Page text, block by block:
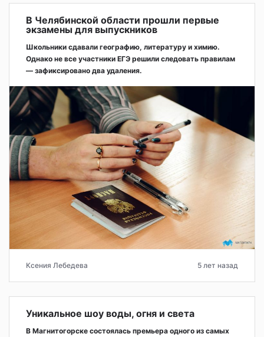
В Челябинской области прошли первые
экзамены для выпускников
Школьники сдавали географию, литературу и химию.
Однако не все участники ЕГЭ решили следовать правилам
— зафиксировано два удаления.
Ксения Лебедева 5 лет назад
Уникальное шоу воды, огня и света
В Магнитогорске состоялась премьера одного из самых